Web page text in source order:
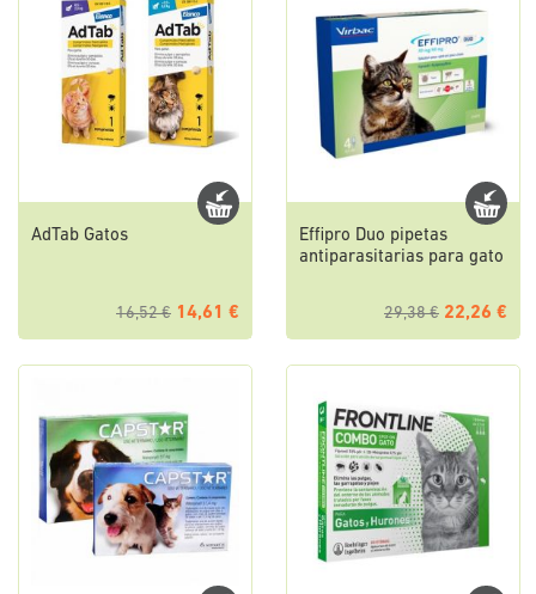
AdTab Gatos
16,52 € 14,61 €
Effipro Duo pipetas
antiparasitarias para gato
29,38 € 22,26 €